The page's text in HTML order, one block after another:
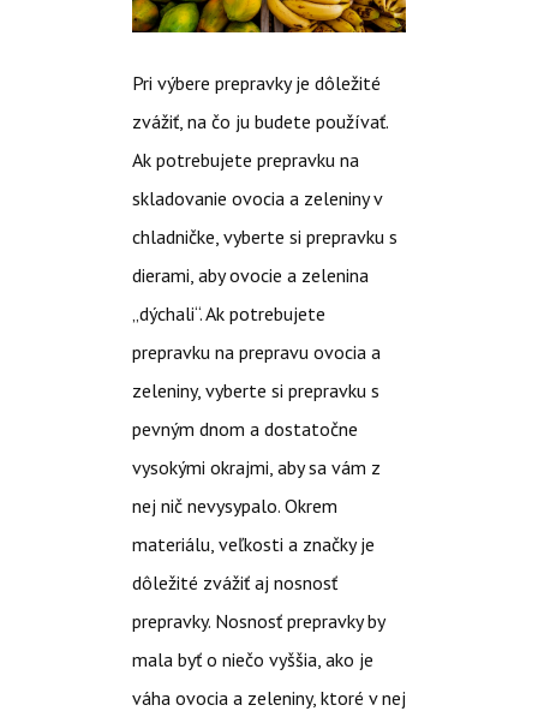
Pri výbere prepravky je dôležité
zvážiť, na čo ju budete používať.
Ak potrebujete prepravku na
skladovanie ovocia a zeleniny v
chladničke, vyberte si prepravku s
dierami, aby ovocie a zelenina
„dýchali“. Ak potrebujete
prepravku na prepravu ovocia a
zeleniny, vyberte si prepravku s
pevným dnom a dostatočne
vysokými okrajmi, aby sa vám z
nej nič nevysypalo. Okrem
materiálu, veľkosti a značky je
dôležité zvážiť aj nosnosť
prepravky. Nosnosť prepravky by
mala byť o niečo vyššia, ako je
váha ovocia a zeleniny, ktoré v nej